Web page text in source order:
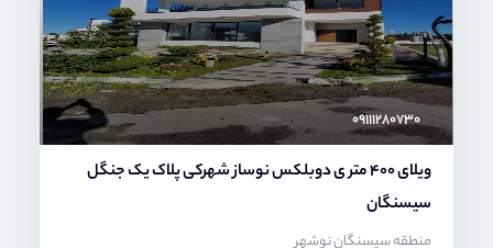
۰۹۱۱۱۲۸۰۷۳۰
ویلای 400 متر ی دوبلکس نوساز شهرکی پلاک یک جنگل
سیسنگان
منطقه سیسنگان نوشهر